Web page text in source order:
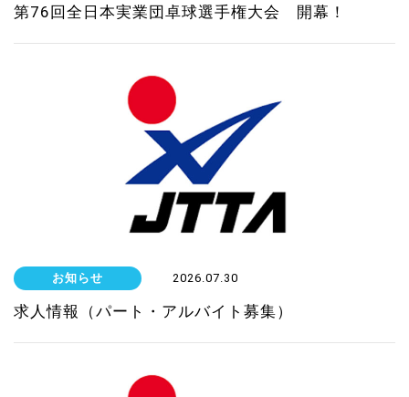
第76回全日本実業団卓球選手権大会 開幕！
お知らせ 2026.07.30
求人情報（パート・アルバイト募集）